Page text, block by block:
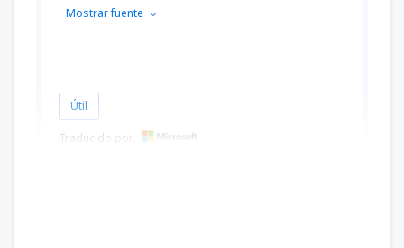
Mostrar fuente
Útil
Traducido por